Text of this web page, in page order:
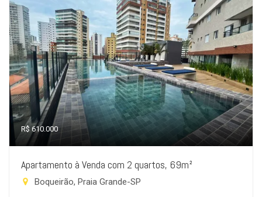
R$ 610.000
Apartamento à Venda com 2 quartos, 69m²
Boqueirão, Praia Grande-SP